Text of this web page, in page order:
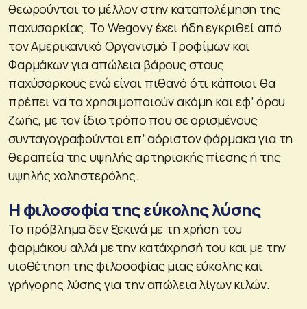
θεωρούνται το μέλλον στην καταπολέμηση της
παχυσαρκίας. Το Wegovy έχει ήδη εγκριθεί από
τον Αμερικανικό Οργανισμό Τροφίμων και
Φαρμάκων για απώλεια βάρους στους
παχύσαρκους ενώ είναι πιθανό ότι κάποιοι θα
πρέπει να τα χρησιμοποιούν ακόμη και εφ’ όρου
ζωής, με τον ίδιο τρόπο που σε ορισμένους
συνταγογραφούνται επ’ αόριστον φάρμακα για τη
θεραπεία της υψηλής αρτηριακής πίεσης ή της
υψηλής χοληστερόλης.
Η φιλοσοφία της εύκολης λύσης
Το πρόβλημα δεν ξεκινά με τη χρήση του
φαρμάκου αλλά με την κατάχρησή του και με την
υιοθέτηση της φιλοσοφίας μιας εύκολης και
γρήγορης λύσης για την απώλεια λίγων κιλών.